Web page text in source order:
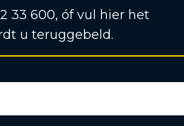
33 600, óf vul hier het
u teruggebeld.